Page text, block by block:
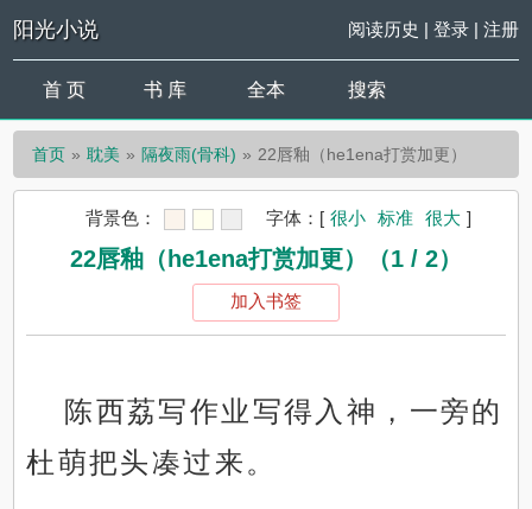
阳光小说 阅读历史 | 登录| 注册
首 页 书 库 全本 搜索
首页 耽美 隔夜雨(骨科) 22唇釉（he1ena打赏加更）
背景色： 字体： [ 很小 标准 很大 ]
22唇釉（he1ena打赏加更）（1 / 2）
加入书签
陈西荔写作业写得入神，一旁的
杜萌把头凑过来。